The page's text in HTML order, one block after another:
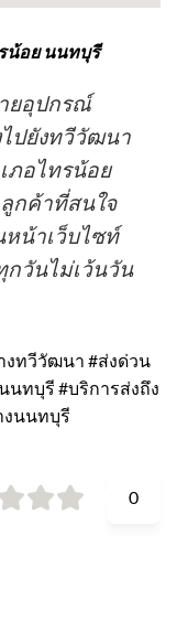
น้อย นนทบุรี
ยอุปกรณ์
ปยังทวีวัฒนา
ภอไทรน้อย
กค้าที่สนใจ
น้าเว็บไซท์
กวันไม่เว้นวัน
ทวีวัฒนา #ส่งด่วน
นทบุรี #บริการส่งถึง
งนนทบุรี
0